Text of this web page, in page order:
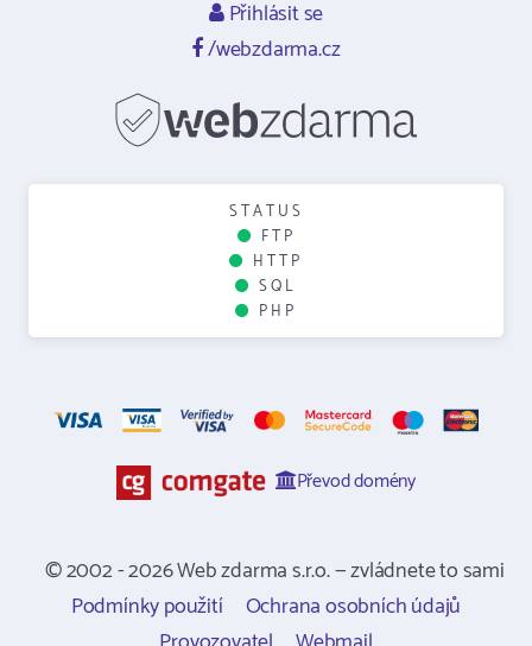
Přihlásit se
/webzdarma.cz
STATUS
FTP
HTTP
SQL
PHP
Převod domény
© 2002 - 2026 Web zdarma s.r.o. — zvládnete to sami
Podmínky použití
Ochrana osobních údajů